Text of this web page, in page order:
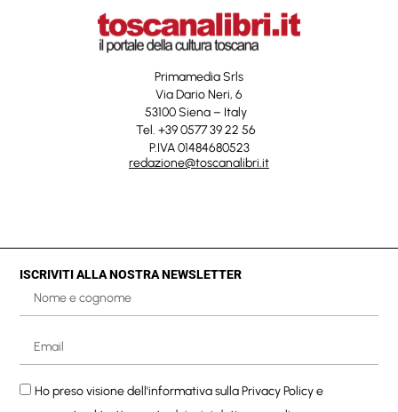
Primamedia Srls
Via Dario Neri, 6
53100 Siena – Italy
Tel. +39 0577 39 22 56
P.IVA 01484680523
redazione@toscanalibri.it
ISCRIVITI ALLA NOSTRA NEWSLETTER
Ho preso visione dell'informativa sullaPrivacy Policye